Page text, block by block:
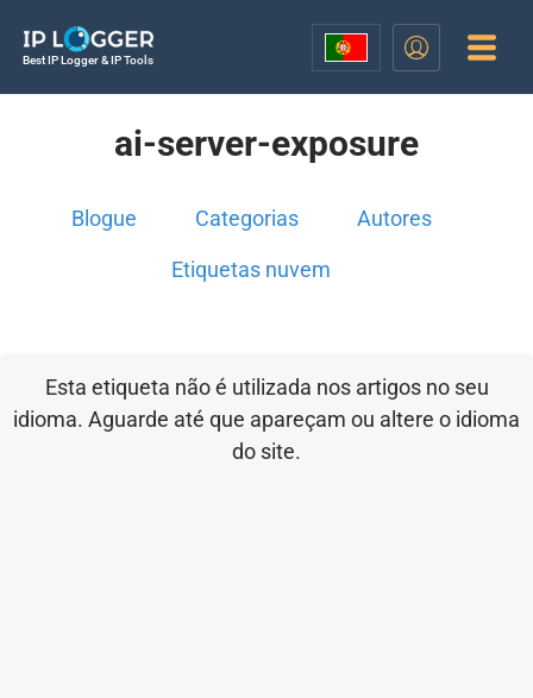
Best IP Logger & IP Tools
ai-server-exposure
Blogue Categorias Autores
Etiquetas nuvem